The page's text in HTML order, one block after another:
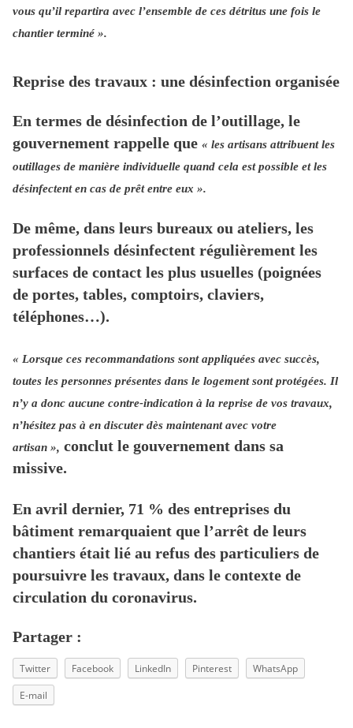
vous qu’il repartira avec l’ensemble de ces détritus une fois le
chantier terminé ».
Reprise des travaux : une désinfection organisée
En termes de désinfection de l’outillage, le
gouvernement rappelle que « les artisans attribuent les
outillages de manière individuelle quand cela est possible et les
désinfectent en cas de prêt entre eux ».
De même, dans leurs bureaux ou ateliers, les
professionnels désinfectent régulièrement les
surfaces de contact les plus usuelles (poignées
de portes, tables, comptoirs, claviers,
téléphones…).
« Lorsque ces recommandations sont appliquées avec succès,
toutes les personnes présentes dans le logement sont protégées. Il
n’y a donc aucune contre-indication à la reprise de vos travaux,
n’hésitez pas à en discuter dès maintenant avec votre
artisan », conclut le gouvernement dans sa
missive.
En avril dernier, 71 % des entreprises du
bâtiment remarquaient que l’arrêt de leurs
chantiers était lié au refus des particuliers de
poursuivre les travaux, dans le contexte de
circulation du coronavirus.
Partager :
Twitter Facebook LinkedIn Pinterest
WhatsApp
E-mail